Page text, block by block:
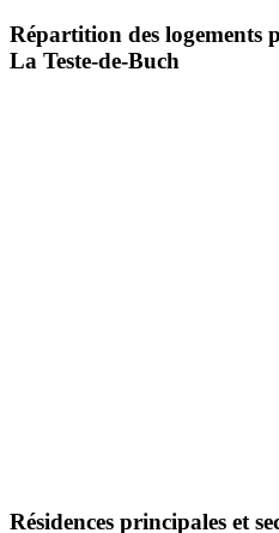
Répartition des logements
La Teste-de-Buch
Résidences principales et